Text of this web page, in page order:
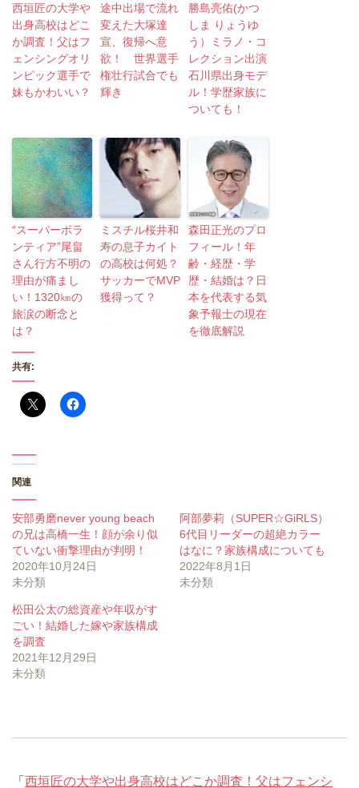
西垣匠の大学や
出身高校はどこ
か調査！父はフ
ェンシングオリ
ンピック選手で
妹もかわいい？
途中出場で流れ
変えた大塚達
宣、復帰へ意
欲！ 世界選手
権壮行試合でも
輝き
勝島亮佑(かつ
しま りょうゆ
う）ミラノ・コ
レクション出演
石川県出身モデ
ル！学歴家族に
ついても！
“スーパーボラ
ンティア”尾畠
さん行方不明の
理由が痛まし
い！1320㎞の
旅涙の断念と
は？
ミスチル桜井和
寿の息子カイト
の高校は何処？
サッカーでMVP
獲得って？
森田正光のプロ
フィール！年
齢・経歴・学
歴・結婚は？日
本を代表する気
象予報士の現在
を徹底解説
共有:
関連
安部勇磨never young beach
の兄は高橋一生！顔が余り似
ていない衝撃理由が判明！
2020年10月24日
未分類
阿部夢莉（SUPER☆GiRLS）
6代目リーダーの超絶カラー
はなに？家族構成についても
2022年8月1日
未分類
松田公太の総資産や年収がす
ごい！結婚した嫁や家族構成
を調査
2021年12月29日
未分類
「 西垣匠の大学や出身高校はどこか調査！父はフェンシ